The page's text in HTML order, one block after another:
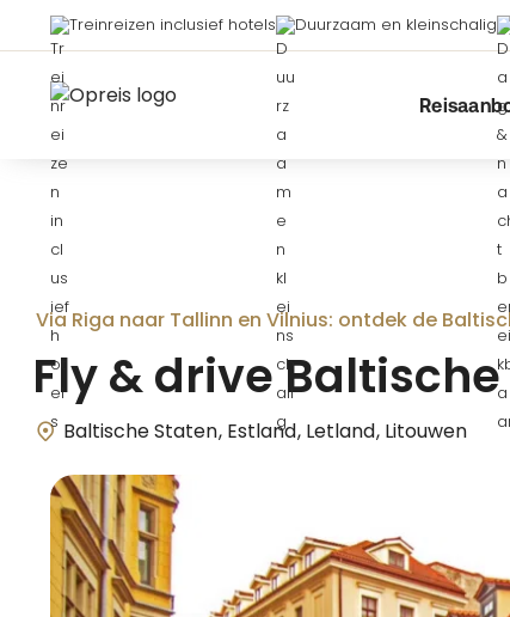
Treinreizen inclusief hotels Duurzaam en kleinschalig
Via Riga naar Tallinn en Vilnius: ontdek de
Fly & drive
Baltische Staten Estland Letland Litouwen